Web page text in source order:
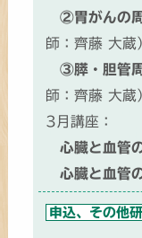
②胃がんの
師：齊藤 大蔵
③膵・胆管
師：齊藤 大蔵
3月講座：
心臓と血管
心臓と血管
申込、その他